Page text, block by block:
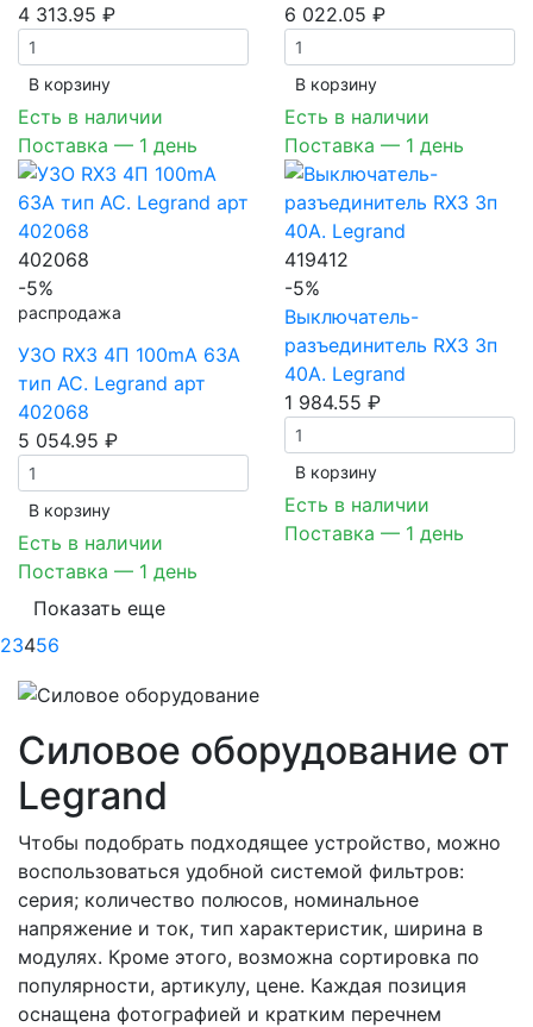
4 313.95 ₽
В корзинy
Есть в наличии
Поставка — 1 день
6 022.05 ₽
В корзинy
Есть в наличии
Поставка — 1 день
402068
-5%
распродажа
УЗО RX3 4П 100mA 63А
тип AC. Legrand арт
402068
5 054.95 ₽
В корзинy
Есть в наличии
Поставка — 1 день
419412
-5%
Выключатель-
разъединитель RX3 3п
40А. Legrand
1 984.55 ₽
В корзинy
Есть в наличии
Поставка — 1 день
Показать еще
23456
Силовое оборудование от
Legrand
Чтобы подобрать подходящее устройство, можно
воспользоваться удобной системой фильтров:
серия; количество полюсов, номинальное
напряжение и ток, тип характеристик, ширина в
модулях. Кроме этого, возможна сортировка по
популярности, артикулу, цене. Каждая позиция
оснащена фотографией и кратким перечнем